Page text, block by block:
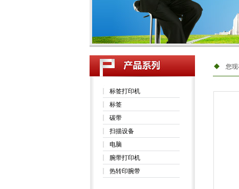
标签打印机
标签
碳带
扫描设备
电脑
腕带打印机
热转印腕带
您现